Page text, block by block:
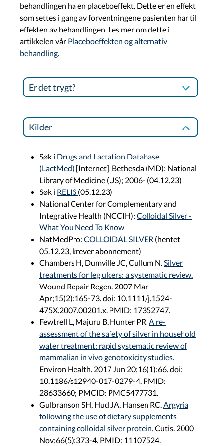
behandlingen ha en placeboeffekt. Dette er en effekt
som settes i gang av forventningene pasienten har til
effekten av behandlingen. Les mer om dette i
artikkelen vår Placeboeffekten og alternativ
behandling
Er det trygt?
Kilder
Søk i Drugs and Lactation Database
(LactMed) [Internet]. Bethesda (MD): National
Library of Medicine (US); 2006- (04.12.23)
Søk i RELIS (05.12.23)
National Center for Complementary and
Integrative Health (NCCIH): Colloidal Silver -
What You Need To Know
NatMedPro: COLLOIDAL SILVER (hentet
05.12.23, krever abonnement)
Chambers H, Dumville JC, Cullum N. Silver
treatments for leg ulcers: a systematic review.
Wound Repair Regen. 2007 Mar-
Apr;15(2):165-73. doi: 10.1111/j.1524-
475X.2007.00201.x. PMID: 17352747.
Fewtrell L, Majuru B, Hunter PR. A re-
assessment of the safety of silver in household
water treatment: rapid systematic review of
mammalian in vivo genotoxicity studies.
Environ Health. 2017 Jun 20;16(1):66. doi:
10.1186/s12940-017-0279-4. PMID:
28633660; PMCID: PMC5477731.
Gulbranson SH, Hud JA, Hansen RC. Argyria
following the use of dietary supplements
containing colloidal silver protein. Cutis. 2000
Nov;66(5):373-4. PMID: 11107524.